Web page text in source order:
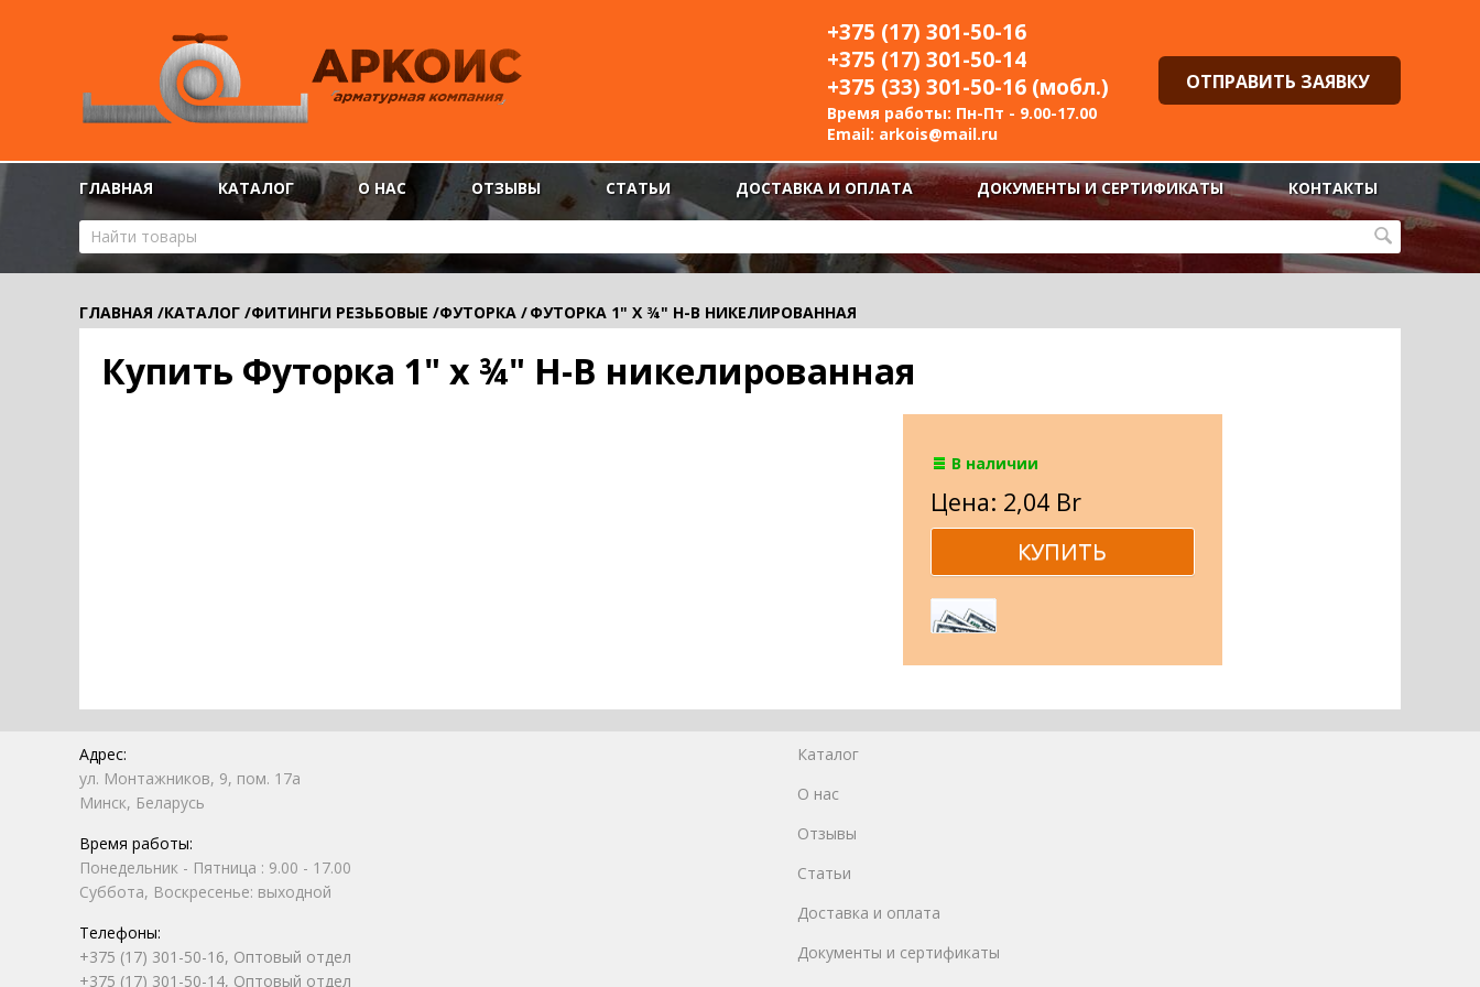
+375 (17) 301-50-16
+375 (17) 301-50-14
+375 (33) 301-50-16 (мобл.)
Время работы: Пн-Пт - 9.00-17.00
Email: arkois@mail.ru
ОТПРАВИТЬ ЗАЯВКУ
ГЛАВНАЯ КАТАЛОГ О НАС ОТЗЫВЫ СТАТЬИ ДОСТАВКА И ОПЛАТА ДОКУМЕНТЫ И СЕРТИФИКАТЫ КОНТАКТЫ
ГЛАВНАЯ /КАТАЛОГ /ФИТИНГИ РЕЗЬБОВЫЕ /ФУТОРКА /ФУТОРКА 1" Х ¾" Н-В НИКЕЛИРОВАННАЯ
Купить Футорка 1" х ¾" Н-В никелированная
В наличии
Цена: 2,04 Br
Адрес:
ул. Монтажников, 9, пом. 17а
Минск, Беларусь
Время работы:
Понедельник - Пятница : 9.00 - 17.00
Суббота, Воскресенье: выходной
Телефоны:
+375 (17) 301-50-16, Оптовый отдел
+375 (17) 301-50-14, Оптовый отдел
Каталог
О нас
Отзывы
Статьи
Доставка и оплата
Документы и сертификаты